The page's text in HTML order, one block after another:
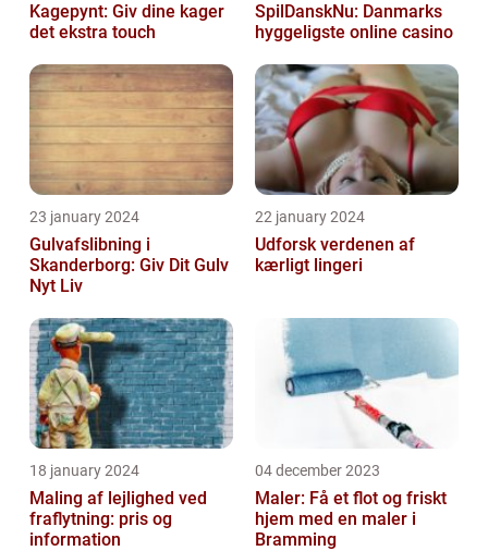
Kagepynt: Giv dine kager
det ekstra touch
SpilDanskNu: Danmarks
hyggeligste online casino
23 january 2024
Gulvafslibning i
Skanderborg: Giv Dit Gulv
Nyt Liv
22 january 2024
Udforsk verdenen af
kærligt lingeri
18 january 2024
Maling af lejlighed ved
fraflytning: pris og
information
04 december 2023
Maler: Få et flot og friskt
hjem med en maler i
Bramming